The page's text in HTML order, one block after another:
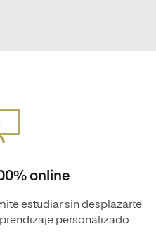
online
estudiar sin desplazarte
personalizado